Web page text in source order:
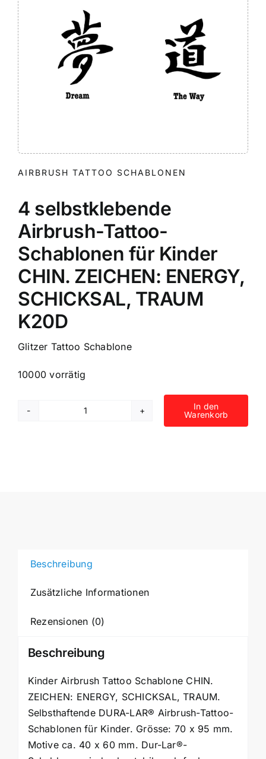
AIRBRUSH TATTOO SCHABLONEN
4 selbstklebende
Airbrush-Tattoo-
Schablonen für Kinder
CHIN. ZEICHEN: ENERGY,
SCHICKSAL, TRAUM
K20D
Glitzer Tattoo Schablone
10000 vorrätig
4
ENERGY,
TRAUM
Menge
In den
Warenkorb
Beschreibung
Zusätzliche Informationen
Rezensionen (0)
Beschreibung
Kinder Airbrush Tattoo Schablone CHIN.
ZEICHEN: ENERGY, SCHICKSAL, TRAUM.
Selbsthaftende DURA-LAR® Airbrush-Tattoo-
Schablonen für Kinder. Grösse: 70 x 95 mm.
Motive ca. 40 x 60 mm. Dur-Lar®-